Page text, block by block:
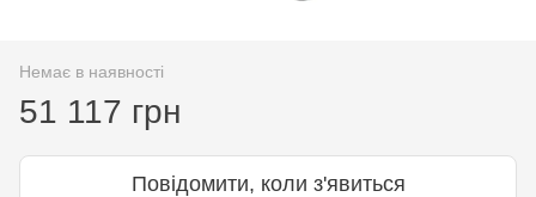
Немає в наявності
51 117 грн
Повідомити, коли з'явиться